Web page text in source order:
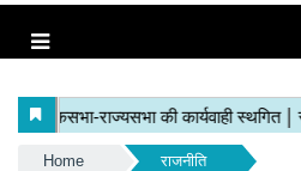
Home राजनीति